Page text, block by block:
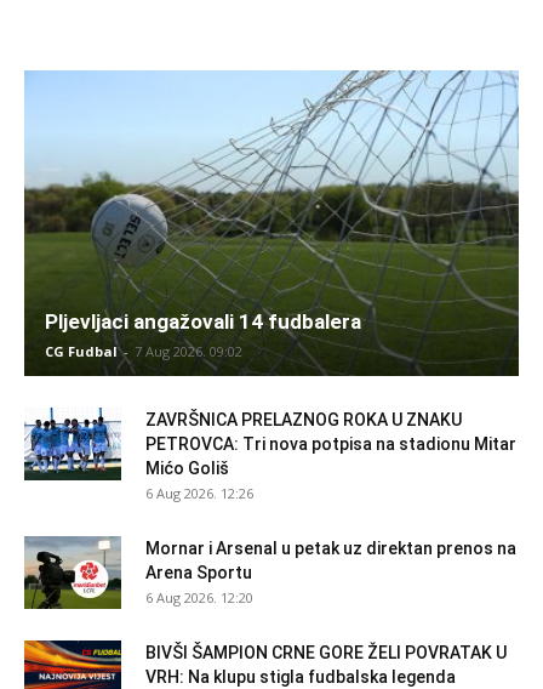
Pljevljaci angažovali 14 fudbalera
CG Fudbal - 7 Aug 2026. 09:02
ZAVRŠNICA PRELAZNOG ROKA U ZNAKU
PETROVCA: Tri nova potpisa na stadionu Mitar
Mićo Goliš
6 Aug 2026. 12:26
Mornar i Arsenal u petak uz direktan prenos na
Arena Sportu
6 Aug 2026. 12:20
BIVŠI ŠAMPION CRNE GORE ŽELI POVRATAK U
VRH: Na klupu stigla fudbalska legenda